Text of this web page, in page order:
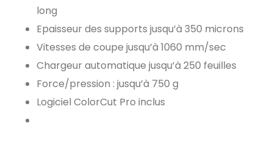
long
Epaisseur des supports jusqu’à 350 microns
Vitesses de coupe jusqu’à 1060 mm/sec
Chargeur automatique jusqu’à 250 feuilles
Force/pression : jusqu’à 750 g
Logiciel ColorCut Pro inclus